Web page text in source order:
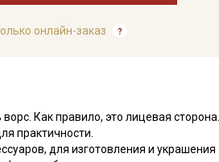
онлайн-заказ
Как правило, это лицевая сторона.
практичности.
для изготовления и украшения